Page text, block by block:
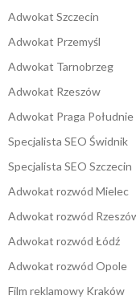
Adwokat Szczecin
Adwokat Przemyśl
Adwokat Tarnobrzeg
Adwokat Rzeszów
Adwokat Praga Południe
Specjalista SEO Świdnik
Specjalista SEO Szczecin
Adwokat rozwód Mielec
Adwokat rozwód
Adwokat rozwód Łódź
Adwokat rozwód Opole
Film reklamowy Kraków